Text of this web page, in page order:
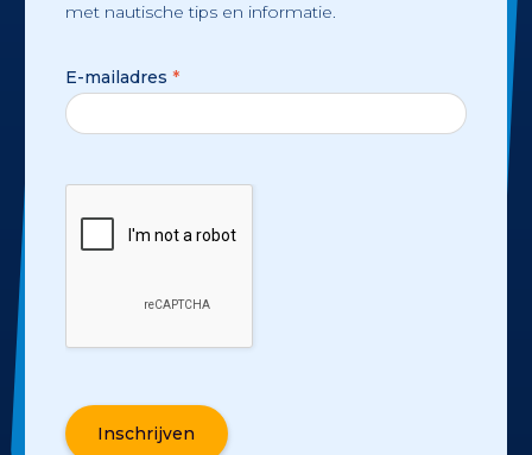
met nautische tips en informatie.
E-mailadres *